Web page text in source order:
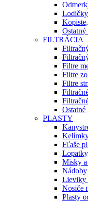
Lodičky
Ostatný
FILTRÁCIA
Filtre
Filtre
Filtre
Ostatné
PLASTY
Fľaše
Misky
Lieviky
Nosiče
Plasty